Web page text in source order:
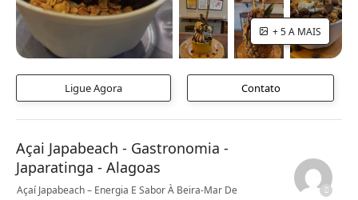
+ 5 A MAIS
Ligue Agora Contato
Açai Japabeach - Gastronomia -
Japaratinga - Alagoas
Açaí Japabeach – Energia E Sabor À Beira-Mar De